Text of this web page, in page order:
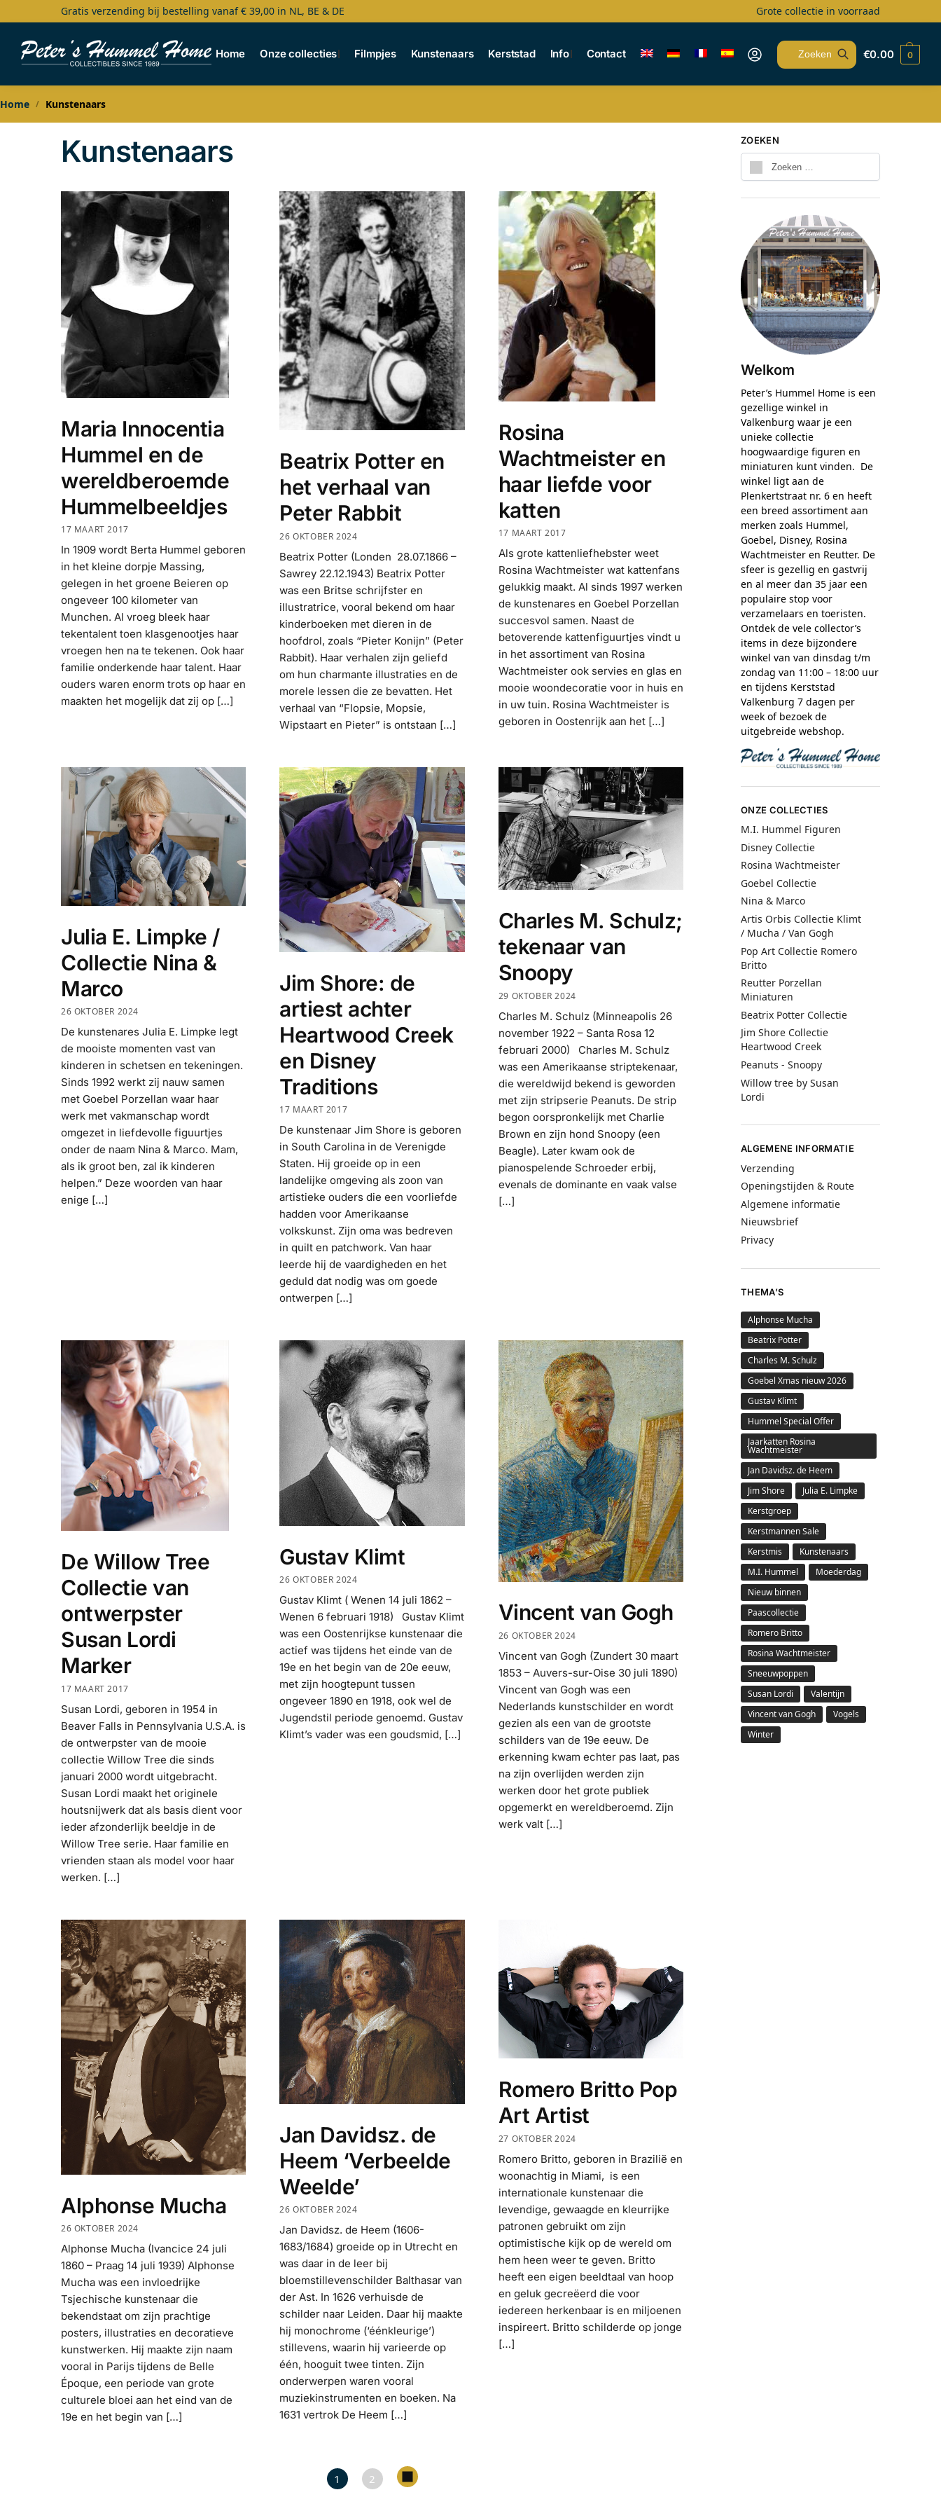
Gratis verzending bij bestelling vanaf € 39,00 in NL, BE & DE Grote collectie in voorraad
Home Onze collecties Filmpjes Kunstenaars Kerststad Info Contact
Search
€0.00 0
Home / Kunstenaars
Kunstenaars
Maria Innocentia
Hummel en de
wereldberoemde
Hummelbeeldjes
17 MAART 2017
In 1909 wordt Berta Hummel geboren
in het kleine dorpje Massing,
gelegen in het groene Beieren op
ongeveer 100 kilometer van
Munchen. Al vroeg bleek haar
tekentalent toen klasgenootjes haar
vroegen hen na te tekenen. Ook haar
familie onderkende haar talent. Haar
ouders waren enorm trots op haar en
maakten het mogelijk dat zij op […]
Beatrix Potter en
het verhaal van
Peter Rabbit
26 OKTOBER 2024
Beatrix Potter (Londen 28.07.1866 –
Sawrey 22.12.1943) Beatrix Potter
was een Britse schrijfster en
illustratrice, vooral bekend om haar
kinderboeken met dieren in de
hoofdrol, zoals “Pieter Konijn” (Peter
Rabbit). Haar verhalen zijn geliefd
om hun charmante illustraties en de
morele lessen die ze bevatten. Het
verhaal van “Flopsie, Mopsie,
Wipstaart en Pieter” is ontstaan […]
Rosina
Wachtmeister en
haar liefde voor
katten
17 MAART 2017
Als grote kattenliefhebster weet
Rosina Wachtmeister wat kattenfans
gelukkig maakt. Al sinds 1997 werken
de kunstenares en Goebel Porzellan
succesvol samen. Naast de
betoverende kattenfiguurtjes vindt u
in het assortiment van Rosina
Wachtmeister ook servies en glas en
mooie woondecoratie voor in huis en
in uw tuin. Rosina Wachtmeister is
geboren in Oostenrijk aan het […]
Julia E. Limpke /
Collectie Nina &
Marco
26 OKTOBER 2024
De kunstenares Julia E. Limpke legt
de mooiste momenten vast van
kinderen in schetsen en tekeningen.
Sinds 1992 werkt zij nauw samen
met Goebel Porzellan waar haar
werk met vakmanschap wordt
omgezet in liefdevolle figuurtjes
onder de naam Nina & Marco. Mam,
als ik groot ben, zal ik kinderen
helpen.” Deze woorden van haar
enige […]
Jim Shore: de
artiest achter
Heartwood Creek
en Disney
Traditions
17 MAART 2017
De kunstenaar Jim Shore is geboren
in South Carolina in de Verenigde
Staten. Hij groeide op in een
landelijke omgeving als zoon van
artistieke ouders die een voorliefde
hadden voor Amerikaanse
volkskunst. Zijn oma was bedreven
in quilt en patchwork. Van haar
leerde hij de vaardigheden en het
geduld dat nodig was om goede
ontwerpen […]
Charles M. Schulz;
tekenaar van
Snoopy
29 OKTOBER 2024
Charles M. Schulz (Minneapolis 26
november 1922 – Santa Rosa 12
februari 2000) Charles M. Schulz
was een Amerikaanse striptekenaar,
die wereldwijd bekend is geworden
met zijn stripserie Peanuts. De strip
begon oorspronkelijk met Charlie
Brown en zijn hond Snoopy (een
Beagle). Later kwam ook de
pianospelende Schroeder erbij,
evenals de dominante en vaak valse
[…]
De Willow Tree
Collectie van
ontwerpster
Susan Lordi
Marker
17 MAART 2017
Susan Lordi, geboren in 1954 in
Beaver Falls in Pennsylvania U.S.A. is
de ontwerpster van de mooie
collectie Willow Tree die sinds
januari 2000 wordt uitgebracht.
Susan Lordi maakt het originele
houtsnijwerk dat als basis dient voor
ieder afzonderlijk beeldje in de
Willow Tree serie. Haar familie en
vrienden staan als model voor haar
werken. […]
Gustav Klimt
26 OKTOBER 2024
Gustav Klimt ( Wenen 14 juli 1862 –
Wenen 6 februari 1918) Gustav Klimt
was een Oostenrijkse kunstenaar die
actief was tijdens het einde van de
19e en het begin van de 20e eeuw,
met zijn hoogtepunt tussen
ongeveer 1890 en 1918, ook wel de
Jugendstil periode genoemd. Gustav
Klimt’s vader was een goudsmid, […]
Vincent van Gogh
26 OKTOBER 2024
Vincent van Gogh (Zundert 30 maart
1853 – Auvers-sur-Oise 30 juli 1890)
Vincent van Gogh was een
Nederlands kunstschilder en wordt
gezien als een van de grootste
schilders van de 19e eeuw. De
erkenning kwam echter pas laat, pas
na zijn overlijden werden zijn
werken door het grote publiek
opgemerkt en wereldberoemd. Zijn
werk valt […]
Alphonse Mucha
26 OKTOBER 2024
Alphonse Mucha (Ivancice 24 juli
1860 – Praag 14 juli 1939) Alphonse
Mucha was een invloedrijke
Tsjechische kunstenaar die
bekendstaat om zijn prachtige
posters, illustraties en decoratieve
kunstwerken. Hij maakte zijn naam
vooral in Parijs tijdens de Belle
Époque, een periode van grote
culturele bloei aan het eind van de
19e en het begin van […]
Jan Davidsz. de
Heem ‘Verbeelde
Weelde’
26 OKTOBER 2024
Jan Davidsz. de Heem (1606-
1683/1684) groeide op in Utrecht en
was daar in de leer bij
bloemstillevenschilder Balthasar van
der Ast. In 1626 verhuisde de
schilder naar Leiden. Daar hij maakte
hij monochrome (‘éénkleurige’)
stillevens, waarin hij varieerde op
één, hooguit twee tinten. Zijn
onderwerpen waren vooral
muziekinstrumenten en boeken. Na
1631 vertrok De Heem […]
Romero Britto Pop
Art Artist
27 OKTOBER 2024
Romero Britto, geboren in Brazilië en
woonachtig in Miami, is een
internationale kunstenaar die
levendige, gewaagde en kleurrijke
patronen gebruikt om zijn
optimistische kijk op de wereld om
hem heen weer te geven. Britto
heeft een eigen beeldtaal van hoop
en geluk gecreëerd die voor
iedereen herkenbaar is en miljoenen
inspireert. Britto schilderde op jonge
[…]
1 2
ZOEKEN
Welkom
Peter’s Hummel Home is een
gezellige winkel in
Valkenburg waar je een
unieke collectie
hoogwaardige figuren en
miniaturen kunt vinden. De
winkel ligt aan de
Plenkertstraat nr. 6 en heeft
een breed assortiment aan
merken zoals Hummel,
Goebel, Disney, Rosina
Wachtmeister en Reutter. De
sfeer is gezellig en gastvrij
en al meer dan 35 jaar een
populaire stop voor
verzamelaars en toeristen.
Ontdek de vele collector’s
items in deze bijzondere
winkel van van dinsdag t/m
zondag van 11:00 – 18:00 uur
en tijdens Kerststad
Valkenburg 7 dagen per
week of bezoek de
uitgebreide webshop.
ONZE COLLECTIES
M.I. Hummel Figuren
Disney Collectie
Rosina Wachtmeister
Goebel Collectie
Nina & Marco
Artis Orbis Collectie Klimt
/ Mucha / Van Gogh
Pop Art Collectie Romero
Britto
Reutter Porzellan
Miniaturen
Beatrix Potter Collectie
Jim Shore Collectie
Heartwood Creek
Peanuts - Snoopy
Willow tree by Susan
Lordi
ALGEMENE INFORMATIE
Verzending
Openingstijden & Route
Algemene informatie
Nieuwsbrief
Privacy
THEMA’S
Alphonse Mucha
Beatrix Potter
Charles M. Schulz
Goebel Xmas nieuw 2026
Gustav Klimt
Hummel Special Offer
Jaarkatten Rosina
Wachtmeister
Jan Davidsz. de Heem
Jim Shore
Julia E. Limpke
Kerstgroep
Kerstmannen Sale
Kerstmis
Kunstenaars
M.I. Hummel
Moederdag
Nieuw binnen
Paascollectie
Romero Britto
Rosina Wachtmeister
Sneeuwpoppen
Susan Lordi
Valentijn
Vincent van Gogh
Vogels
Winter